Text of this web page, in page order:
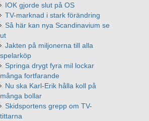
IOK gjorde slut på OS
TV-marknad i stark förändring
Så här kan nya Scandinavium se
ut
Jakten på miljonerna till alla
spelarköp
Springa drygt fyra mil lockar
många fortfarande
Nu ska Karl-Erik hålla koll på
många bollar
Skidsportens grepp om TV-
tittarna